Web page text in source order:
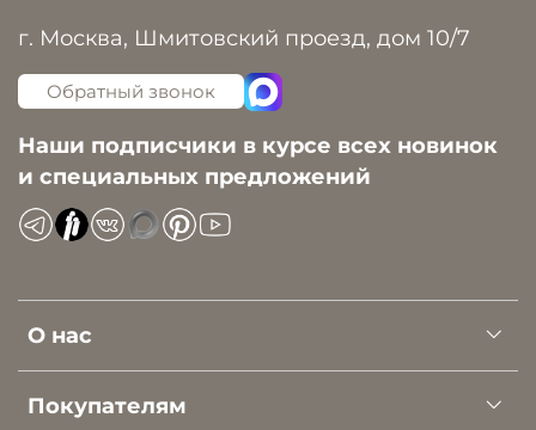
О нас
Покупателям
г. Москва, Шмитовский проезд, дом 10/7
Обратный звонок
Наши подписчики в курсе всех новинок
и специальных предложений